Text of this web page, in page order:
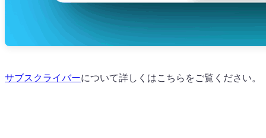
サブスクライバーについて詳しくはこちらをご覧ください。